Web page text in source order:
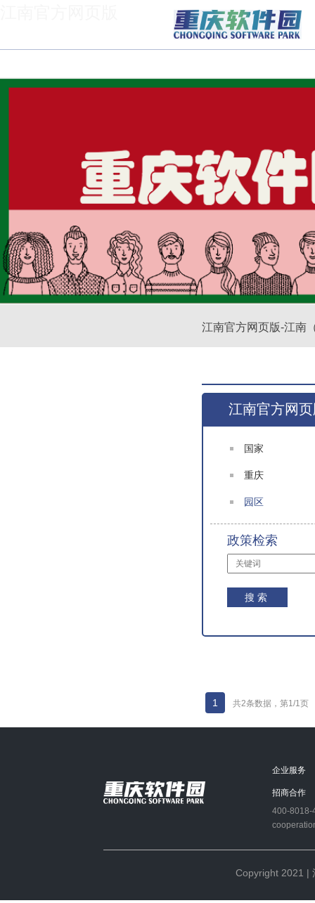
江南官方网页版-江南
江南官方网
国家
重庆
园区
政策检索
搜索
1 共2条数据，第1/1页
企业服务
招商合作
400-8018-
Copyright 2021 |